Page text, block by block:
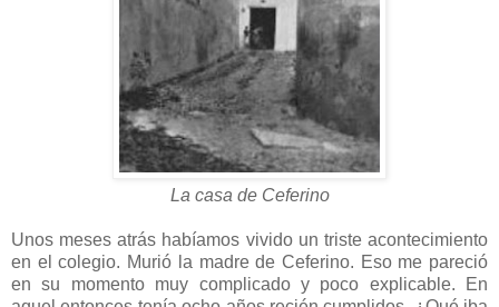
La casa de Ceferino
Unos meses atrás habíamos vivido un triste acontecimiento
en el colegio. Murió la madre de Ceferino. Eso me pareció
en su momento muy complicado y poco explicable. En